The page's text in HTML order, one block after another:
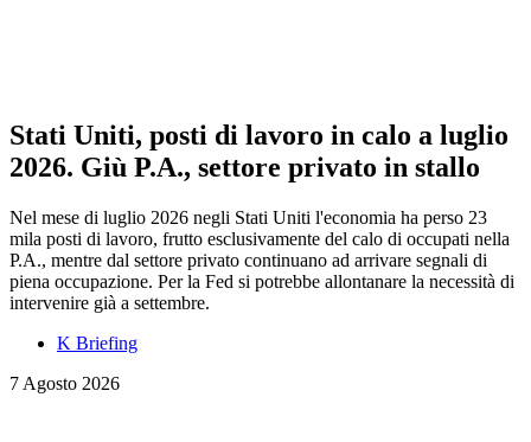
Stati Uniti, posti di lavoro in calo a luglio
2026. Giù P.A., settore privato in stallo
Nel mese di luglio 2026 negli Stati Uniti l'economia ha perso 23
mila posti di lavoro, frutto esclusivamente del calo di occupati nella
P.A., mentre dal settore privato continuano ad arrivare segnali di
piena occupazione. Per la Fed si potrebbe allontanare la necessità di
intervenire già a settembre.
K Briefing
7 Agosto 2026